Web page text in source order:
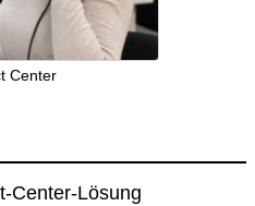
Center
Center-Lösung